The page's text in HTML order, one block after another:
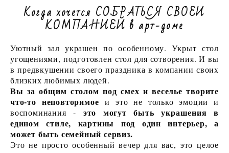
Когда хочется СОБРАТЬСЯ СВОЕЙ
КОМПАНИЕЙ в арт-доме
Уютный зал украшен по особенному. Укрыт стол
угощениями, подготовлен стол для сотворения. И вы
в предвкушении своего праздника в компании своих
близких любимых людей.
Вы за общим столом под смех и веселье творите
что-то неповторимое и это не только эмоции и
воспоминания - это могут быть украшения в
едином стиле, картины под один интерьер, а
может быть семейный сервиз.
Это не просто особенный вечер для вас, это целое